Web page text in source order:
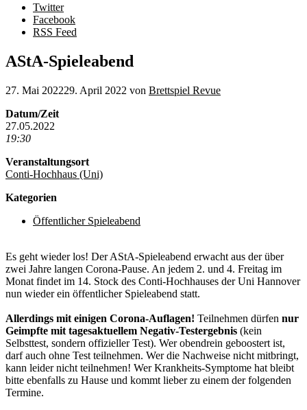
Twitter
Facebook
RSS Feed
AStA-Spieleabend
27. Mai 202229. April 2022 von Brettspiel Revue
Datum/Zeit
27.05.2022
19:30
Veranstaltungsort
Conti-Hochhaus (Uni)
Kategorien
Öffentlicher Spieleabend
Es geht wieder los! Der AStA-Spieleabend erwacht aus der über
zwei Jahre langen Corona-Pause. An jedem 2. und 4. Freitag im
Monat findet im 14. Stock des Conti-Hochhauses der Uni Hannover
nun wieder ein öffentlicher Spieleabend statt.
Allerdings mit einigen Corona-Auflagen! Teilnehmen dürfen nur
Geimpfte mit tagesaktuellem Negativ-Testergebnis (kein
Selbsttest, sondern offizieller Test). Wer obendrein geboostert ist,
darf auch ohne Test teilnehmen. Wer die Nachweise nicht mitbringt,
kann leider nicht teilnehmen! Wer Krankheits-Symptome hat bleibt
bitte ebenfalls zu Hause und kommt lieber zu einem der folgenden
Termine.